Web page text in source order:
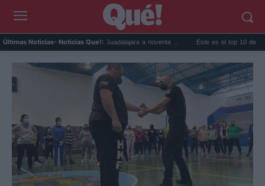
Últimas Noticias- Noticias Que!:
La ruta de los castillos de Guadalajara a noventa ... Este es el top 10 de Netflix